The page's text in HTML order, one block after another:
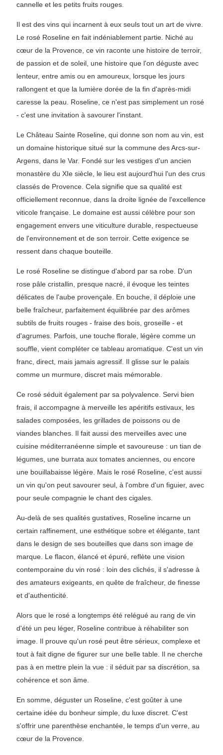
cannelle et les petits fruits rouges.
Il est des vins qui incarnent à eux seuls tout un art de vivre.
Le rosé Roseline en fait indéniablement partie. Niché au
cœur de la Provence, ce vin raconte une histoire de terroir,
de passion et de soleil, une histoire que l'on déguste avec
lenteur, entre amis ou en amoureux, lorsque les jours
rallongent et que la lumière dorée de la fin d'après-midi
caresse la peau. Roseline, ce n'est pas simplement un rosé
- c'est une invitation à savourer l'instant.
Le Château Sainte Roseline, qui donne son nom au vin, est
un domaine historique situé sur la commune des Arcs-sur-
Argens, dans le Var. Fondé sur les vestiges d'un ancien
monastère du XIe siècle, le lieu est aujourd'hui l'un des crus
classés de Provence. Cela signifie que sa qualité est
officiellement reconnue, dans la droite lignée de l'excellence
viticole française. Le domaine est aussi célèbre pour son
engagement envers une viticulture durable, respectueuse
de l'environnement et de son terroir. Cette exigence se
ressent dans chaque bouteille.
Le rosé Roseline se distingue d'abord par sa robe. D'un
rose pâle cristallin, presque nacré, il évoque les teintes
délicates de l'aube provençale. En bouche, il déploie une
belle fraîcheur, parfaitement équilibrée par des arômes
subtils de fruits rouges - fraise des bois, groseille - et
d'agrumes. Parfois, une touche florale, légère comme un
souffle, vient compléter ce tableau aromatique. C'est un vin
franc, direct, mais jamais agressif. Il glisse sur le palais
comme un murmure, discret mais mémorable.
Ce rosé séduit également par sa polyvalence. Servi bien
frais, il accompagne à merveille les apéritifs estivaux, les
salades composées, les grillades de poissons ou de
viandes blanches. Il fait aussi des merveilles avec une
cuisine méditerranéenne simple et savoureuse : un tian de
légumes, une burrata aux tomates anciennes, ou encore
une bouillabaisse légère. Mais le rosé Roseline, c'est aussi
un vin qu'on peut savourer seul, à l'ombre d'un figuier, avec
pour seule compagnie le chant des cigales.
Au-delà de ses qualités gustatives, Roseline incarne un
certain raffinement, une esthétique sobre et élégante, tant
dans le design de ses bouteilles que dans son image de
marque. Le flacon, élancé et épuré, reflète une vision
contemporaine du vin rosé : loin des clichés, il s'adresse à
des amateurs exigeants, en quête de fraîcheur, de finesse
et d'authenticité.
Alors que le rosé a longtemps été relégué au rang de vin
d'été un peu léger, Roseline contribue à réhabiliter son
image. Il prouve qu'un rosé peut être sérieux, complexe et
tout à fait digne de figurer sur une belle table. Il ne cherche
pas à en mettre plein la vue : il séduit par sa discrétion, sa
cohérence et son âme.
En somme, déguster un Roseline, c'est goûter à une
certaine idée du bonheur simple, du luxe discret. C'est
s'offrir une parenthèse enchantée, le temps d'un verre, au
cœur de la Provence.